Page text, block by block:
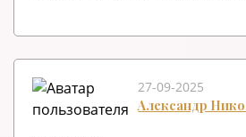
27-09-2025
Александр